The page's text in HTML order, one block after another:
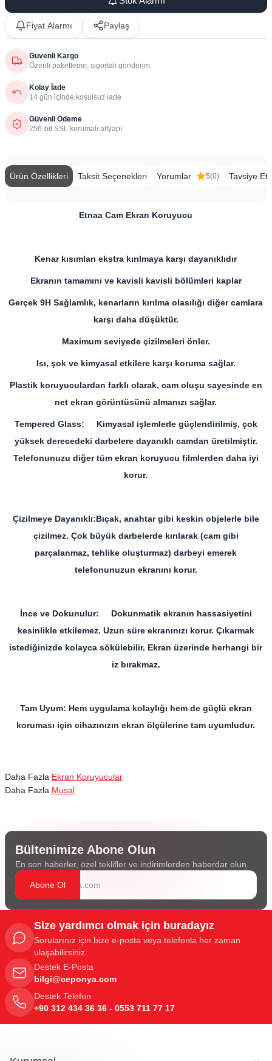
Fiyat Alarmı Paylaş
Güvenli Kargo
Özenli paketleme, sigortalı gönderim
Kolay İade
14 gün içinde koşulsuz iade
Güvenli Ödeme
256-bit SSL korumalı altyapı
Ürün Özellikleri Taksit Seçenekleri Yorumlar 5(0) Tavsiye Et
Etnaa Cam Ekran Koruyucu
Kenar kısımları ekstra kırılmaya karşı dayanıklıdır
Ekranın tamamını ve kavisli kavisli bölümleri kaplar
Gerçek 9H Sağlamlık, kenarların kırılma olasılığı diğer camlara
karşı daha düşüktür.
Maximum seviyede çizilmeleri önler.
Isı, şok ve kimyasal etkilere karşı koruma sağlar.
Plastik koruyuculardan farklı olarak, cam oluşu sayesinde en
net ekran görüntüsünü almanızı sağlar.
Tempered Glass: Kimyasal işlemlerle güçlendirilmiş, çok
yüksek derecedeki darbelere dayanıklı camdan üretilmiştir.
Telefonunuzu diğer tüm ekran koruyucu filmlerden daha iyi
korur.
Çizilmeye Dayanıklı:Bıçak, anahtar gibi keskin objelerle bile
çizilmez. Çok büyük darbelerde kırılarak (cam gibi
parçalanmaz, tehlike oluşturmaz) darbeyi emerek
telefonunuzun ekranını korur.
İnce ve Dokunulur: Dokunmatik ekranın hassasiyetini
kesinlikle etkilemez. Uzun süre ekranınızı korur. Çıkarmak
istediğinizde kolayca sökülebilir. Ekran üzerinde herhangi bir
iz bırakmaz.
Tam Uyum: Hem uygulama kolaylığı hem de güçlü ekran
koruması için cihazınızın ekran ölçülerine tam uyumludur.
Daha Fazla Ekran Koruyucular
Daha Fazla Musal
Bültenimize Abone Olun
En son haberler, özel teklifler ve indirimlerden haberdar olun.
Abone Ol
Size yardımcı olmak için buradayız
Sorularınız için bize e-posta veya telefonla her zaman
ulaşabilirsiniz.
Destek E-Posta
bilgi@ceponya.com
Destek Telefon
+90 312 434 36 36 - 0553 711 77 17